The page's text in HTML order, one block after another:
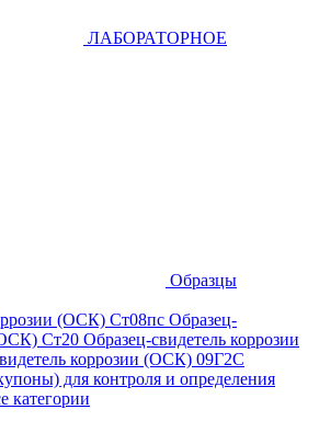
ЛАБОРАТОРНОЕ
Образцы
(ОСК) Ст08пс Образец-
Ст20 Образец-свидетель коррозии
коррозии (ОСК) 09Г2С
для контроля и определения
категории